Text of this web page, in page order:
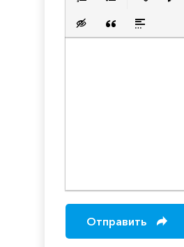
ВставкаВставка
Отправить